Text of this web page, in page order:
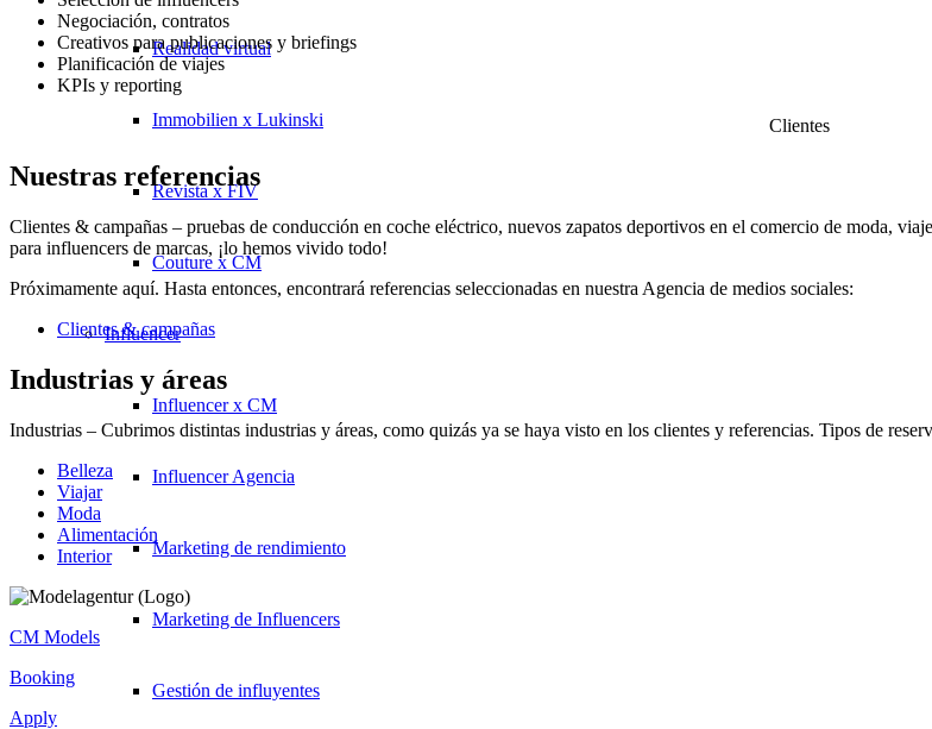
Realidad virtual
Immobilien x Lukinski
Revista x FIV
Couture x CM
Influencer
Influencer x CM
Influencer Agencia
Marketing de rendimiento
Marketing de Influencers
Gestión de influyentes
Negociación, contratos
Creativos para publicaciones y briefings
Planificación de viajes
KPIs y reporting
Clientes
Nuestras referencias
Clientes & campañas – pruebas de conducción en coche eléctrico, nuevos zapatos deportivos en el comercio de moda,
para influencers de marcas, ¡lo hemos vivido todo!
Próximamente aquí. Hasta entonces, encontrará referencias seleccionadas en nuestra Agencia de medios sociales:
Clientes & campañas
Industrias y áreas
Industrias – Cubrimos distintas industrias y áreas, como quizás ya se haya visto en los clientes y referencias. Tipos de
Belleza
Viajar
Moda
Alimentación
Interior
CM Models
Booking
Apply